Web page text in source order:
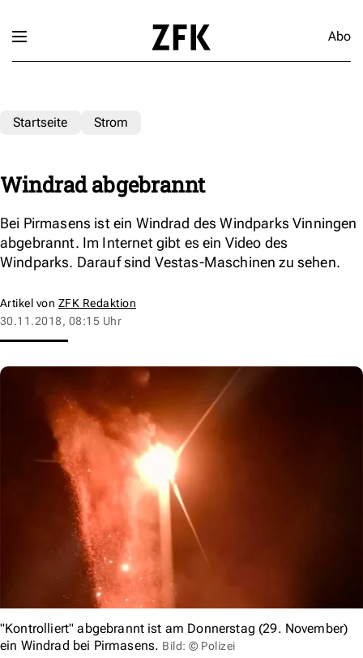
Abo
Startseite Strom
Windrad abgebrannt
Bei Pirmasens ist ein Windrad des Windparks Vinningen
abgebrannt. Im Internet gibt es ein Video des
Windparks. Darauf sind Vestas-Maschinen zu sehen.
Artikel von ZFK Redaktion
30.11.2018, 08:15 Uhr
"Kontrolliert" abgebrannt ist am Donnerstag (29. November)
ein Windrad bei Pirmasens. Bild: © Polizei